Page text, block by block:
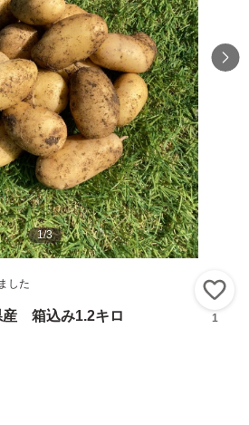
1/3
した
箱込み1.2キロ 1